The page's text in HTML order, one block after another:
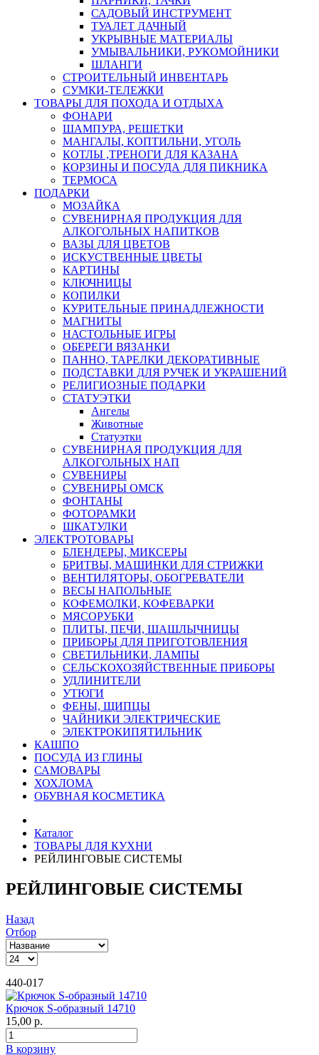
САДОВЫЙ ИНСТРУМЕНТ
ТУАЛЕТ ДАЧНЫЙ
УКРЫВНЫЕ МАТЕРИАЛЫ
УМЫВАЛЬНИКИ, РУКОМОЙНИКИ
ШЛАНГИ
СТРОИТЕЛЬНЫЙ ИНВЕНТАРЬ
СУМКИ-ТЕЛЕЖКИ
ТОВАРЫ ДЛЯ ПОХОДА И ОТДЫХА
ФОНАРИ
ШАМПУРА, РЕШЕТКИ
МАНГАЛЫ, КОПТИЛЬНИ, УГОЛЬ
КОТЛЫ ,ТРЕНОГИ ДЛЯ КАЗАНА
КОРЗИНЫ И ПОСУДА ДЛЯ ПИКНИКА
ТЕРМОСА
ПОДАРКИ
МОЗАЙКА
СУВЕНИРНАЯ ПРОДУКЦИЯ ДЛЯ
АЛКОГОЛЬНЫХ НАПИТКОВ
ВАЗЫ ДЛЯ ЦВЕТОВ
ИСКУСТВЕННЫЕ ЦВЕТЫ
КАРТИНЫ
КЛЮЧНИЦЫ
КОПИЛКИ
КУРИТЕЛЬНЫЕ ПРИНАДЛЕЖНОСТИ
МАГНИТЫ
НАСТОЛЬНЫЕ ИГРЫ
ОБЕРЕГИ ВЯЗАНКИ
ПАННО, ТАРЕЛКИ ДЕКОРАТИВНЫЕ
ПОДСТАВКИ ДЛЯ РУЧЕК И УКРАШЕНИЙ
РЕЛИГИОЗНЫЕ ПОДАРКИ
СТАТУЭТКИ
Ангелы
Животные
Статуэтки
СУВЕНИРНАЯ ПРОДУКЦИЯ ДЛЯ
АЛКОГОЛЬНЫХ НАП
СУВЕНИРЫ
СУВЕНИРЫ ОМСК
ФОНТАНЫ
ФОТОРАМКИ
ШКАТУЛКИ
ЭЛЕКТРОТОВАРЫ
БЛЕНДЕРЫ, МИКСЕРЫ
БРИТВЫ, МАШИНКИ ДЛЯ СТРИЖКИ
ВЕНТИЛЯТОРЫ, ОБОГРЕВАТЕЛИ
ВЕСЫ НАПОЛЬНЫЕ
КОФЕМОЛКИ, КОФЕВАРКИ
МЯСОРУБКИ
ПЛИТЫ, ПЕЧИ, ШАШЛЫЧНИЦЫ
ПРИБОРЫ ДЛЯ ПРИГОТОВЛЕНИЯ
СВЕТИЛЬНИКИ, ЛАМПЫ
СЕЛЬСКОХОЗЯЙСТВЕННЫЕ ПРИБОРЫ
УДЛИНИТЕЛИ
УТЮГИ
ФЕНЫ, ЩИПЦЫ
ЧАЙНИКИ ЭЛЕКТРИЧЕСКИЕ
ЭЛЕКТРОКИПЯТИЛЬНИК
КАШПО
ПОСУДА ИЗ ГЛИНЫ
САМОВАРЫ
ХОХЛОМА
ОБУВНАЯ КОСМЕТИКА
Каталог
ТОВАРЫ ДЛЯ КУХНИ
РЕЙЛИНГОВЫЕ СИСТЕМЫ
РЕЙЛИНГОВЫЕ СИСТЕМЫ
Назад
Отбор
440-017
Крючок S-образный 14710
15,00 р.
В корзину